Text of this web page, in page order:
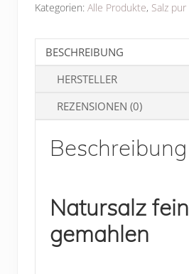
Kategorien: Alle Produkte, Salz pur
BESCHREIBUNG
HERSTELLER
REZENSIONEN (0)
Beschreibung
Natursalz fein
gemahlen